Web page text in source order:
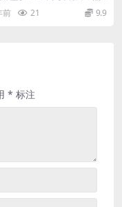
途课堂-高三政治-朱法垚
】20...
前 21 9.9
* 标注